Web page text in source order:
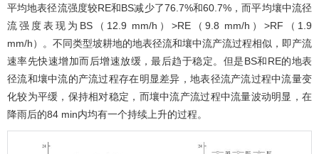
平均地表径流强度较RE和BS减少了76.7%和60.7%，而平均壤中流径
流强度表现为BS（12.9 mm/h）>RE（9.8 mm/h）>RF（1.9
mm/h）。不同类型坡耕地的地表径流和壤中流产流过程相似，即产流
速率先快速增加而后增速放缓，最后趋于稳定。但是BS和RE的地表
径流和壤中流的产流过程存在明显差异，地表径流产流过程中流量变
化较为平缓，保持相对稳定，而壤中流产流过程中流量波动明显，在
降雨后的84 min内均有一个持续上升的过程。